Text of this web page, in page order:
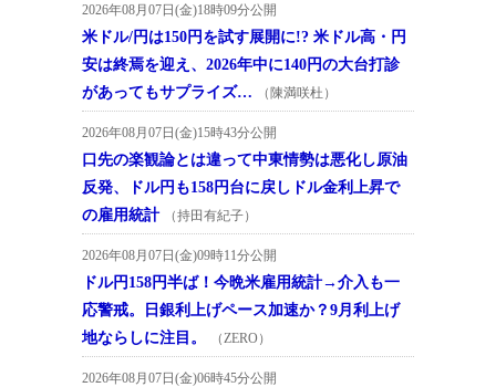
2026年08月07日(金)18時09分公開
米ドル/円は150円を試す展開に!? 米ドル高・円
安は終焉を迎え、2026年中に140円の大台打診
があってもサプライズ…
（陳満咲杜）
2026年08月07日(金)15時43分公開
口先の楽観論とは違って中東情勢は悪化し原油
反発、ドル円も158円台に戻しドル金利上昇で
の雇用統計
（持田有紀子）
2026年08月07日(金)09時11分公開
ドル円158円半ば！今晩米雇用統計→介入も一
応警戒。日銀利上げペース加速か？9月利上げ
地ならしに注目。
（ZERO）
2026年08月07日(金)06時45分公開